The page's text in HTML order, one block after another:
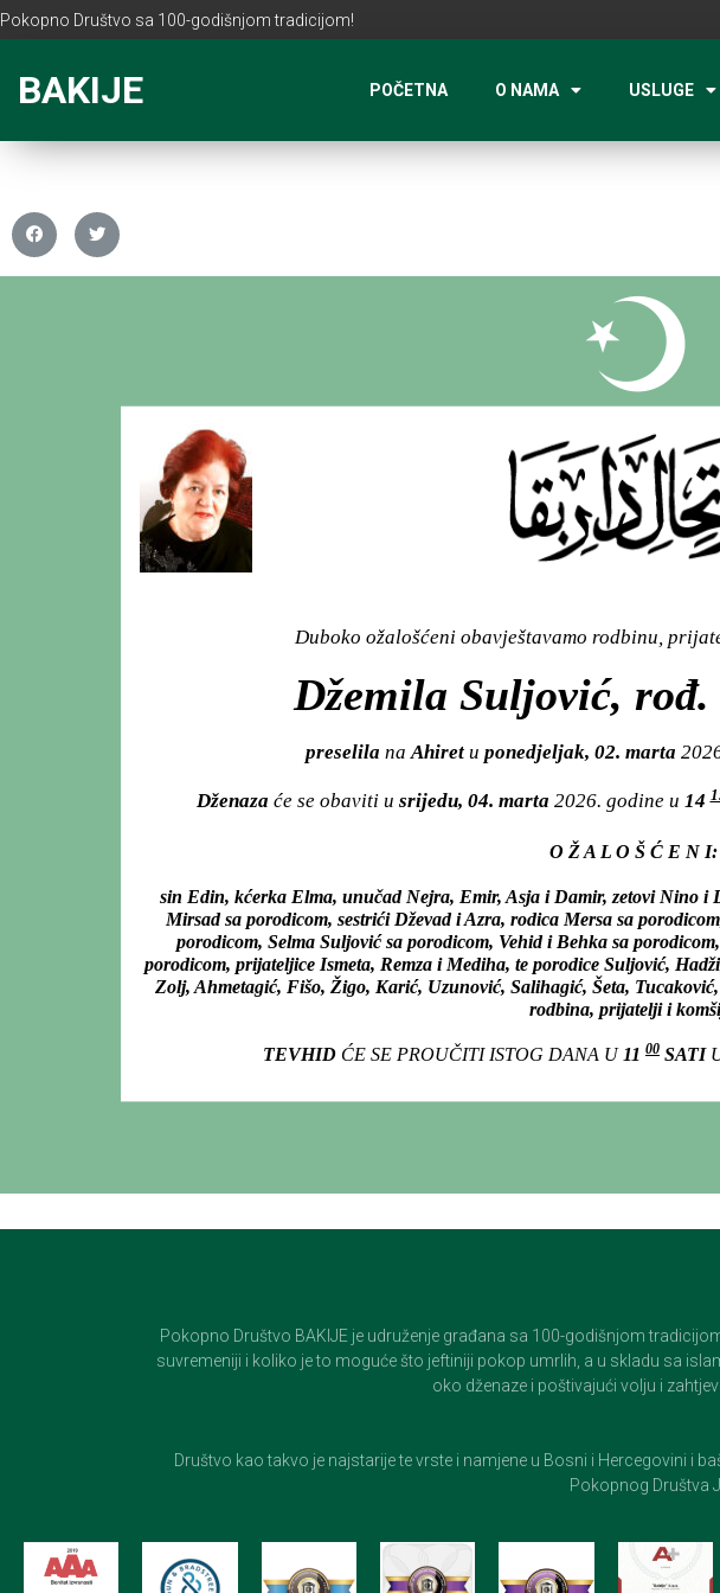
Pokopno Društvo sa 100-godišnjom tradicijom!
BAKIJE POČETNA O NAMA USLUGE
Duboko ožalošćeni obavještavamo rodbinu,
Džemila Suljović,
preselila na Ahiret u ponedjeljak, 02. marta
Dženaza će se obaviti u srijedu, 04. marta 2026. godine u 14
O Ž A L O Š Ć E N I:
sin Edin, kćerka Elma, unučad Nejra, Emir, Asja i Damir, zetovi Nino
Mirsad sa porodicom, sestrići Dževad i Azra, rodica Mersa sa
porodicom, Selma Suljović sa porodicom, Vehid i Behka sa
porodicom, prijateljice Ismeta, Remza i Mediha, te porodice Suljović,
Zolj, Ahmetagić, Fišo, Žigo, Karić, Uzunović, Salihagić, Šeta,
rodbina, prijatelji i
TEVHID ĆE SE PROUČITI ISTOG DANA U 11 00 SATI
Pokopno Društvo BAKIJE je udruženje građana sa 100-godišnjom
suvremeniji i koliko je to moguće što jeftiniji pokop umrlih, a u skladu sa
oko dženaze i poštivajući volju i
Društvo kao takvo je najstarije te vrste i namjene u Bosni i Hercegovini i
Pokopnog Društva